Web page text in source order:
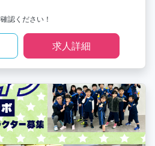
認ください！
求人詳細